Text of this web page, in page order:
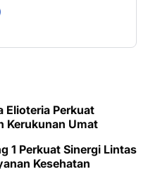
Elioteria Perkuat
Kerukunan Umat
1 Perkuat Sinergi Lintas
Kesehatan